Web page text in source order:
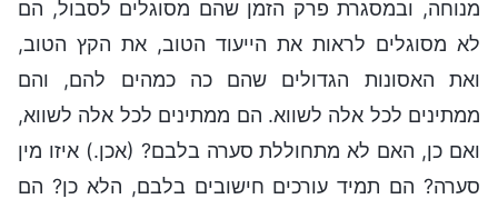
מנוחה, ובמסגרת פרק הזמן שהם מסוגלים לסבול, הם
לא מסוגלים לראות את הייעוד הטוב, את הקץ הטוב,
ואת האסונות הגדולים שהם כה כמהים להם, והם
ממתינים לכל אלה לשווא. הם ממתינים לכל אלה לשווא,
ואם כן, האם לא מתחוללת סערה בלבם? (אכן.) איזו מין
סערה? הם תמיד עורכים חישובים בלבם, הלא כן? הם